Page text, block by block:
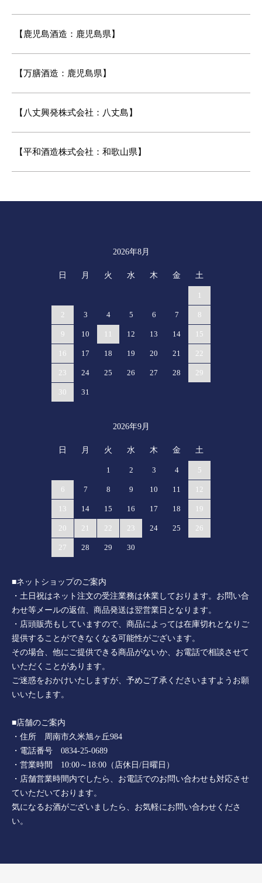
【鹿児島酒造：鹿児島県】
【万膳酒造：鹿児島県】
【八丈興発株式会社：八丈島】
【平和酒造株式会社：和歌山県】
2026年8月
日 月 火 水 木 金 土
1
2 3 4 5 6 7 8
9 10 11 12 13 14 15
16 17 18 19 20 21 22
23 24 25 26 27 28 29
30 31
2026年9月
日 月 火 水 木 金 土
1 2 3 4 5
6 7 8 9 10 11 12
13 14 15 16 17 18 19
20 21 22 23 24 25 26
27 28 29 30
■ネットショップのご案内
・土日祝はネット注文の受注業務は休業しております。お問い合
わせ等メールの返信、商品発送は翌営業日となります。
・店頭販売もしていますので、商品によっては在庫切れとなりご
提供することができなくなる可能性がございます。
その場合、他にご提供できる商品がないか、お電話で相談させて
いただくことがあります。
ご迷惑をおかけいたしますが、予めご了承くださいますようお願
いいたします。
■店舗のご案内
・住所 周南市久米旭ヶ丘984
・電話番号 0834-25-0689
・営業時間 10:00～18:00（店休日/日曜日）
・店舗営業時間内でしたら、お電話でのお問い合わせも対応させ
ていただいております。
気になるお酒がございましたら、お気軽にお問い合わせくださ
い。